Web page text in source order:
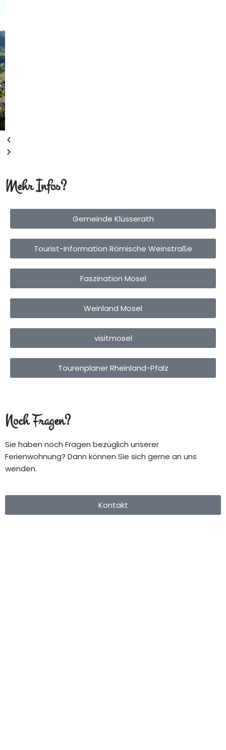
Mehr Infos?
Gemeinde Klüsserath
Tourist-Information Römische Weinstraße
Faszination Mosel
Weinland Mosel
visitmosel
Tourenplaner Rheinland-Pfalz
Noch Fragen?
Sie haben noch Fragen bezüglich unserer
Ferienwohnung? Dann können Sie sich gerne an uns
wenden.
Kontakt